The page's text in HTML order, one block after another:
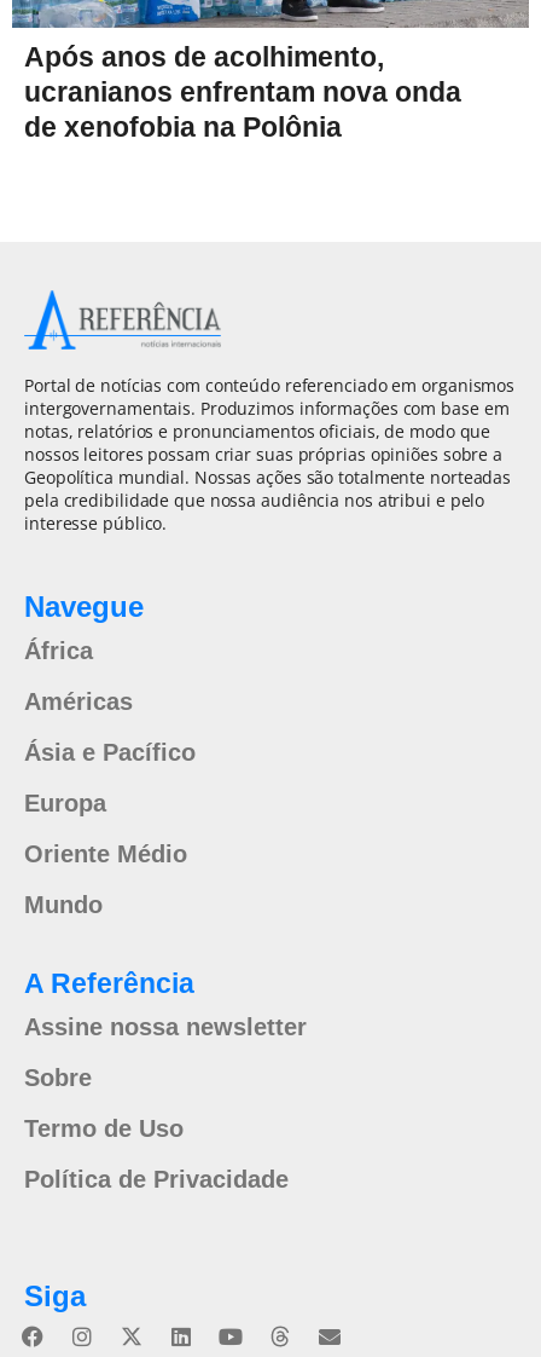
Após anos de acolhimento,
ucranianos enfrentam nova onda
de xenofobia na Polônia
Portal de notícias com conteúdo referenciado em organismos
intergovernamentais. Produzimos informações com base em
notas, relatórios e pronunciamentos oficiais, de modo que
nossos leitores possam criar suas próprias opiniões sobre a
Geopolítica mundial. Nossas ações são totalmente norteadas
pela credibilidade que nossa audiência nos atribui e pelo
interesse público.
Navegue
África
Américas
Ásia e Pacífico
Europa
Oriente Médio
Mundo
A Referência
Assine nossa newsletter
Sobre
Termo de Uso
Política de Privacidade
Siga